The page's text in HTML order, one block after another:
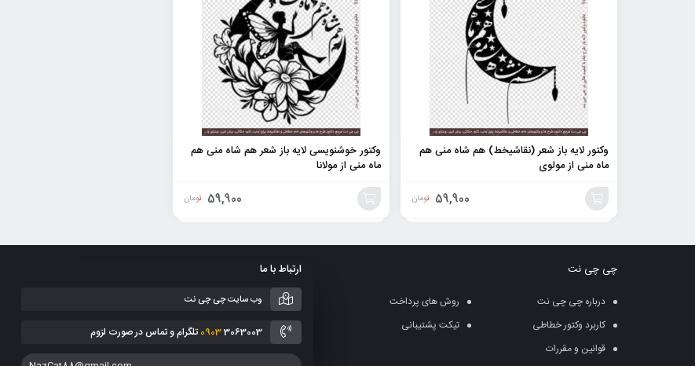
وکتور لایه باز شعر (نقاشیخط) هم شاه منی هم
ماه منی از مولوی
59,900 تومان
وکتور خوشنویسی لایه باز شعر هم شاه منی هم
ماه منی از مولانا
59,900 تومان
چی چی نت
درباره چی چی نت
روش های پرداخت
کاربرد وکتور خطاطی
تیکت پشتیبانی
قوانین و مقررات
ارتباط با ما
وب سایت چی چی نت
09033063003 تلگرام و تماس در صورت لزوم